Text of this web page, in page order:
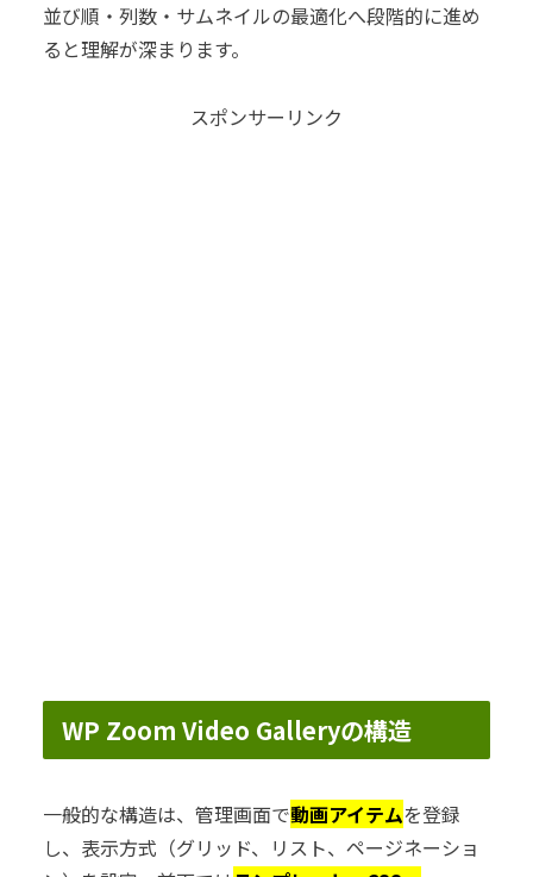
並び順・列数・サムネイルの最適化へ段階的に進め
ると理解が深まります。
スポンサーリンク
WP Zoom Video Galleryの構造
一般的な構造は、管理画面で動画アイテムを登録
し、表示方式（グリッド、リスト、ページネーショ